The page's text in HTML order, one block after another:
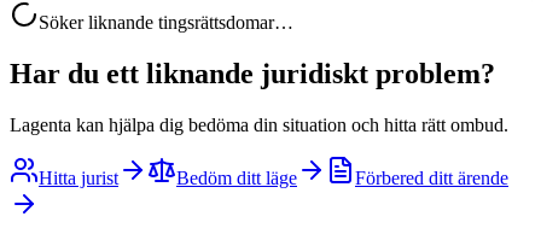
Söker liknande tingsrättsdomar…
Har du ett liknande juridiskt problem?
Lagenta kan hjälpa dig bedöma din situation och hitta rätt ombud.
Hitta jurist Bedöm ditt läge Förbered ditt ärende